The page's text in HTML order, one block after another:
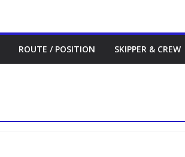
ROUTE / POSITION SKIPPER & CREW